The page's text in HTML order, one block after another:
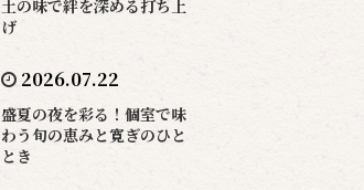
土の味で絆を深める打ち上
げ
2026.07.22
盛夏の夜を彩る！個室で味
わう旬の恵みと寛ぎのひと
とき